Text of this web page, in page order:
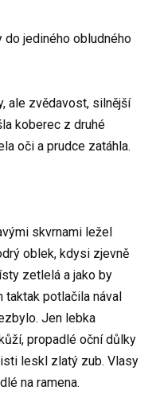
jediného obludného
ale zvědavost, silnější
koberec z druhé
oči a prudce zatáhla.
skvrnami ležel
oblek, kdysi zjevně
zetlelá a jako by
taktak potlačila nával
Jen lebka
propadlé oční důlky
leskl zlatý zub. Vlasy
na ramena.